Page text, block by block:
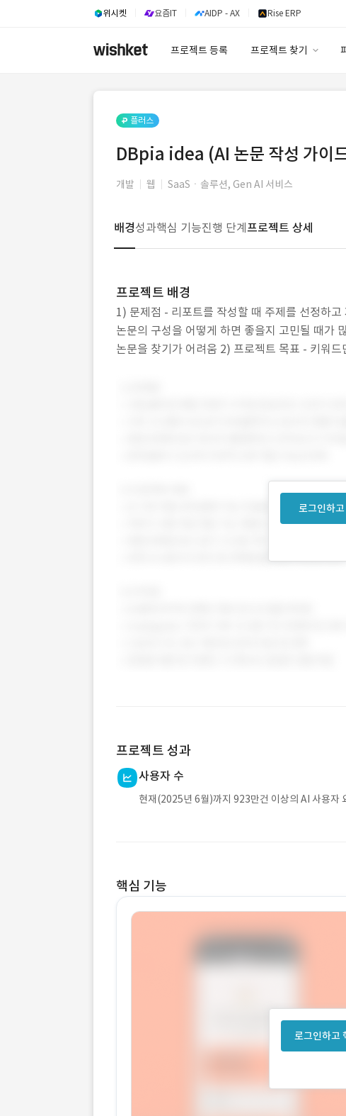
위시켓 요즘IT AIDP - AX Rise ERP
프로젝트 등록 프로젝트 찾기
플러스
DBpia idea (AI 논문 작성 가이
개발 웹 SaaSㆍ솔루션, Gen AI 서비스
배경성과핵심 기능진행 단계 프로젝트 상세
프로젝트 배경
1) 문제점 - 리포트를 작성할 때 주제를 선정하
논문의 구성을 어떻게 하면 좋을지 고민될 때가
논문을 찾기가 어려움 2) 프로젝트 목표 - 키워
로그인하
프로젝트 성과
사용자 수
현재(2025년 6월)까지 923만건 이상의 AI 사용자
핵심 기능
로그인하고